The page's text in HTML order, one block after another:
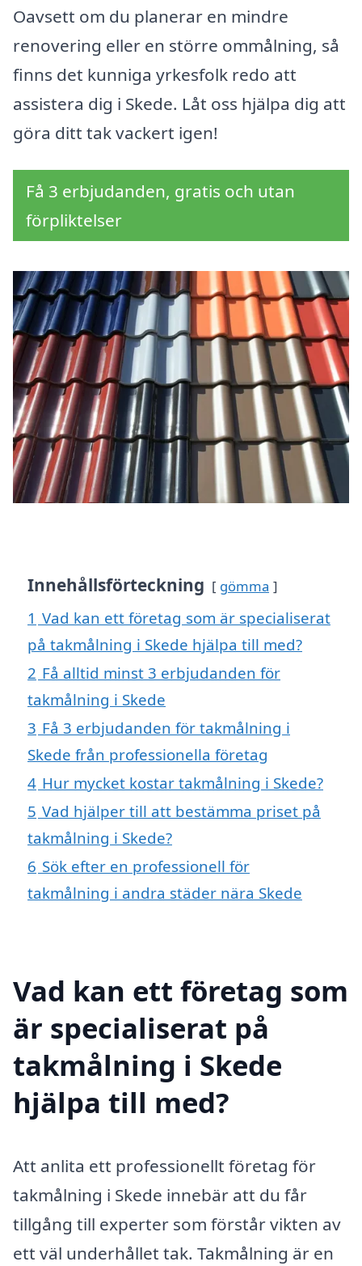
Oavsett om du planerar en mindre
renovering eller en större ommålning, så
finns det kunniga yrkesfolk redo att
assistera dig i Skede. Låt oss hjälpa dig att
göra ditt tak vackert igen!
Få 3 erbjudanden, gratis och utan
förpliktelser
Innehållsförteckning gömma
1 Vad kan ett företag som är specialiserat
på takmålning i Skede hjälpa till med?
2 Få alltid minst 3 erbjudanden för
takmålning i Skede
3 Få 3 erbjudanden för takmålning i
Skede från professionella företag
4 Hur mycket kostar takmålning i Skede?
5 Vad hjälper till att bestämma priset på
takmålning i Skede?
6 Sök efter en professionell för
takmålning i andra städer nära Skede
Vad kan ett företag som
är specialiserat på
takmålning i Skede
hjälpa till med?
Att anlita ett professionellt företag för
takmålning i Skede innebär att du får
tillgång till experter som förstår vikten av
ett väl underhållet tak. Takmålning är en